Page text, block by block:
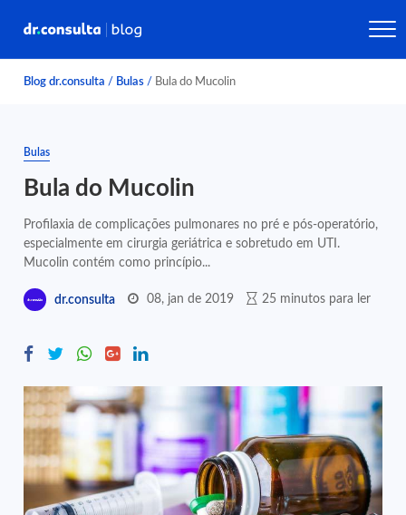
Blog dr.consulta / Bulas / Bula do Mucolin
Bulas
Bula do Mucolin
Profilaxia de complicações pulmonares no pré e pós-operatório,
especialmente em cirurgia geriátrica e sobretudo em UTI.
Mucolin contém como princípio...
dr.consulta 08, jan de 2019 25 minutos para ler